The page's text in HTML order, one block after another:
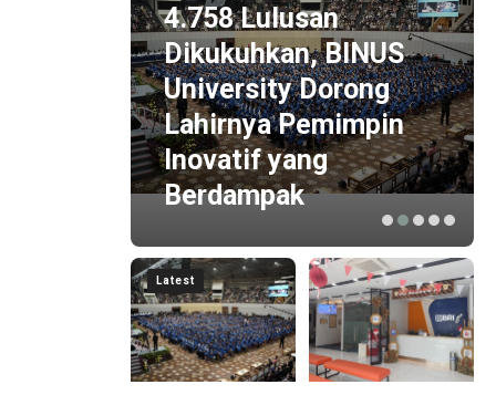
4.758 Lulusan
Dikukuhkan, BINUS
University Dorong
Lahirnya Pemimpin
Inovatif yang
Berdampak
Latest